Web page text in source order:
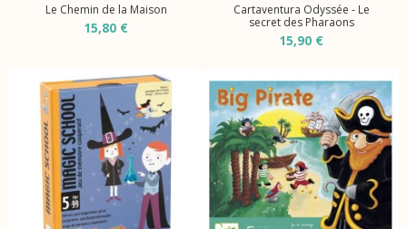
Le Chemin de la Maison
15,80 €
Cartaventura Odyssée - Le
secret des Pharaons
15,90 €